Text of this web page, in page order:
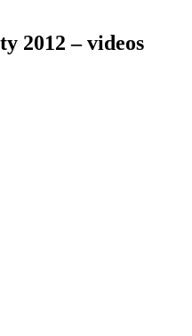
2012 – videos